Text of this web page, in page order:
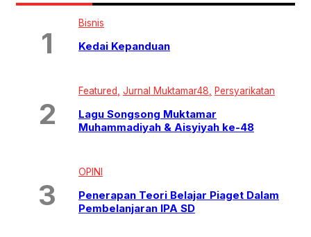
Bisnis
Kedai Kepanduan
Featured Jurnal Muktamar48 Persyarikatan
Lagu Songsong Muktamar
Muhammadiyah & Aisyiyah ke-48
OPINI
Penerapan Teori Belajar Piaget Dalam
Pembelanjaran IPA SD